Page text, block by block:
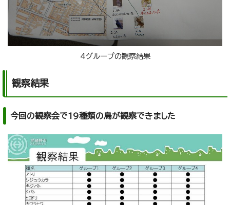
4グループの観察結果
観察結果
今回の観察会で19種類の鳥が観察できました